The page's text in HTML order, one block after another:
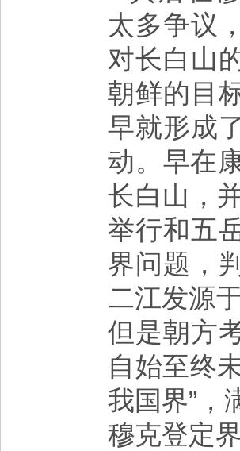
太多争议
对长白山
朝鲜的目
早就形成
动。早在
长白山，
举行和五
界问题，
二江发源
但是朝方
自始至终
我国界”，
穆克登定